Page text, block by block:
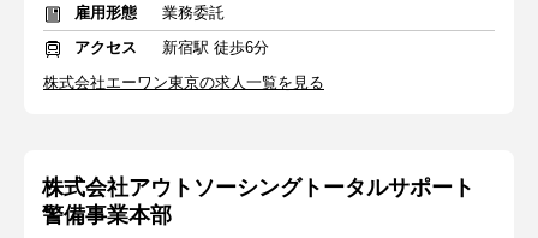
雇用形態
業務委託
アクセス
新宿駅 徒歩6分
株式会社エーワン東京の求人一覧を見る
株式会社アウトソーシングトータルサポート
警備事業本部